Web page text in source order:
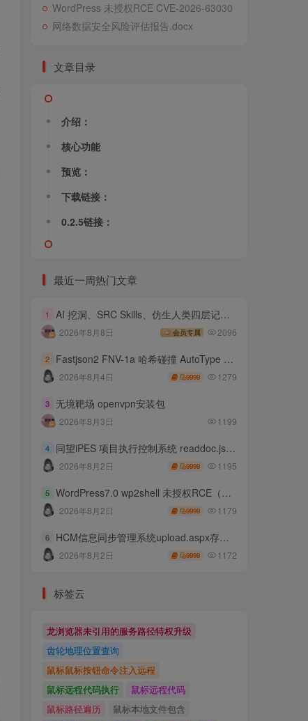
WordPress 未授权RCE CVE-2026-63030
网络数据安全风险评估报告.docx
文章目录
介绍：
核心功能
预览：
下载链接：
0.2.5链接：
最近一周热门文章
1 AI 挖洞、SRC Skills、仿生人类四层记忆系统
2026年8月8日 会员专属 2096
2 Fastjson2 FNV-1a 哈希碰撞 AutoType 绕过远程代码执行
2026年8月4日 9999 1279
3 无境靶场 openvpn安装包
2026年8月3日 1199
4 同望iPES 项目执行控制系统 readdoc.jsp存在任意文件读取
2026年8月2日 9999 1195
5 WordPress7.0 wp2shell 未授权RCE（CVE-2026-63030 CVE-2026-60137）
2026年8月2日 9999 1179
6 HCM信息同步管理系统upload.aspx存在任意文件上传
2026年8月2日 9999 1172
标签云
龙浏览器未引用的服务路径特权升级
齿轮地理位置查询
鼠标鼠标按钮命令注入远程
鼠标远程代码执行
鼠标远程代码
鼠标路径遍历
鼠标本地文件包含